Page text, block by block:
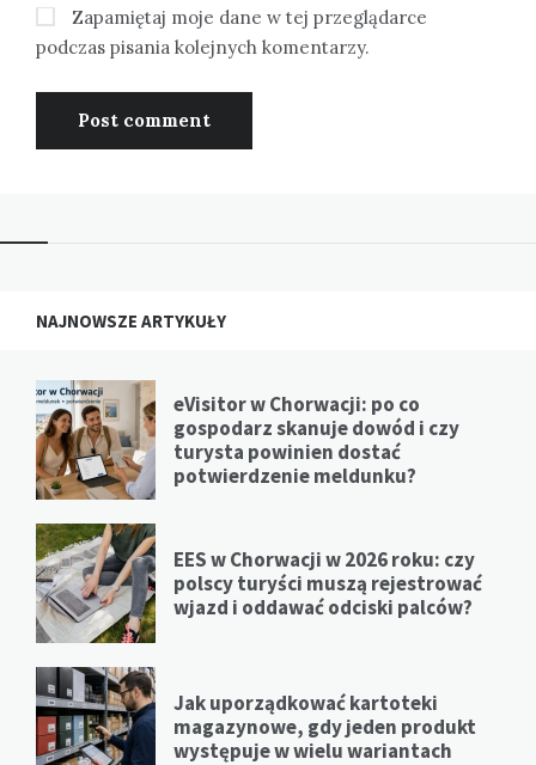
Zapamiętaj moje dane w tej przeglądarce
podczas pisania kolejnych komentarzy.
NAJNOWSZE ARTYKUŁY
eVisitor w Chorwacji: po co
gospodarz skanuje dowód i czy
turysta powinien dostać
potwierdzenie meldunku?
EES w Chorwacji w 2026 roku: czy
polscy turyści muszą rejestrować
wjazd i oddawać odciski palców?
Jak uporządkować kartoteki
magazynowe, gdy jeden produkt
występuje w wielu wariantach